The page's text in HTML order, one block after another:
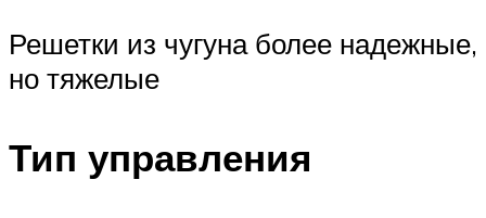
Решетки из чугуна более надежные,
но тяжелые
Тип управления